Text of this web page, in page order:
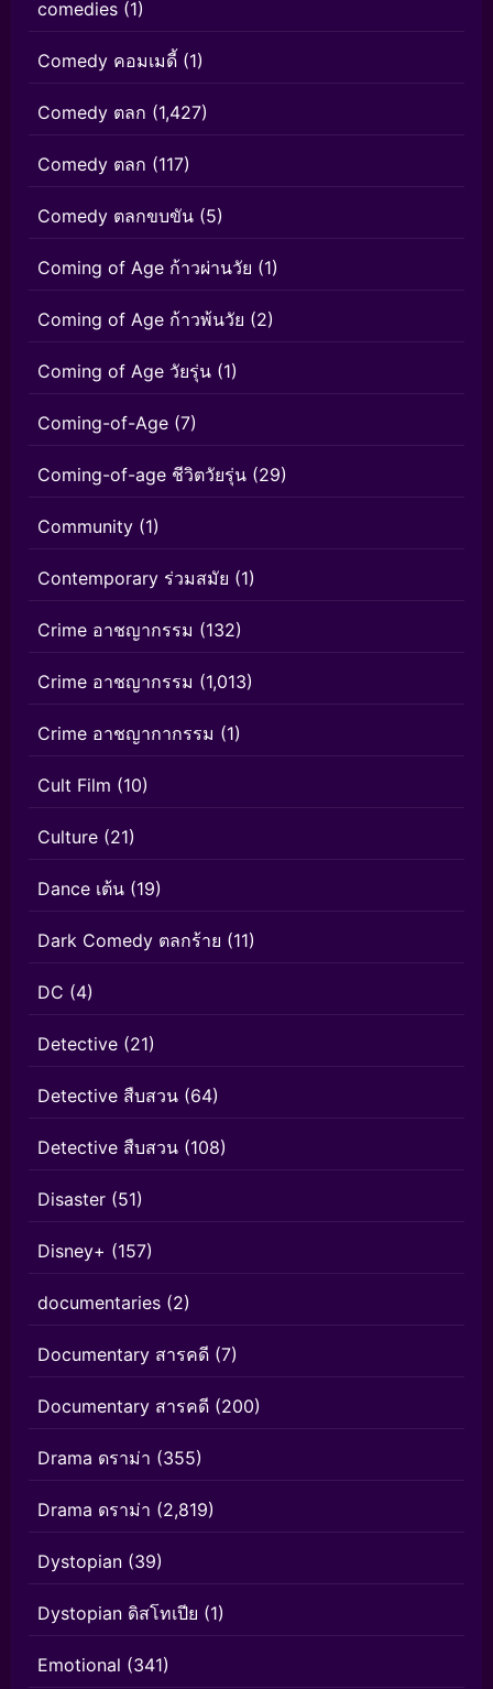
comedies (1)
Comedy คอมเมดี้ (1)
Comedy ตลก (1,427)
Comedy ตลก (117)
Comedy ตลกขบขัน (5)
Coming of Age ก้าวผ่านวัย (1)
Coming of Age ก้าวพ้นวัย (2)
Coming of Age วัยรุ่น (1)
Coming-of-Age (7)
Coming-of-age ชีวิตวัยรุ่น (29)
Community (1)
Contemporary ร่วมสมัย (1)
Crime อาชญากรรม (132)
Crime อาชญากรรม (1,013)
Crime อาชญากากรรม (1)
Cult Film (10)
Culture (21)
Dance เต้น (19)
Dark Comedy ตลกร้าย (11)
DC (4)
Detective (21)
Detective สืบสวน (64)
Detective สืบสวน (108)
Disaster (51)
Disney+ (157)
documentaries (2)
Documentary สารคดี (7)
Documentary สารคดี (200)
Drama ดราม่า (355)
Drama ดราม่า (2,819)
Dystopian (39)
Dystopian ดิสโทเปีย (1)
Emotional (341)